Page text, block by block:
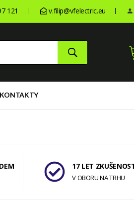
121 v.filip@vfelectric.eu
KONTAKTY
17 LET
V OBORU NA TRHU